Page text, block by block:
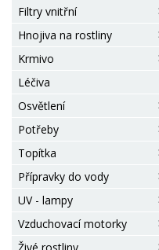
Filtry vnitřní
Hnojiva na rostliny
Krmivo
Léčiva
Osvětlení
Potřeby
Topítka
Přípravky do vody
UV - lampy
Vzduchovací motorky